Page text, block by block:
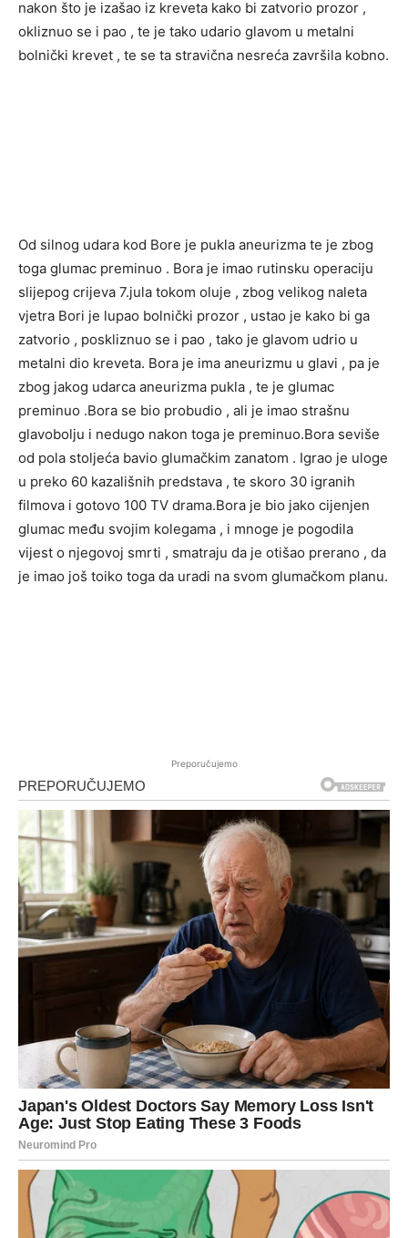
nakon što je izašao iz kreveta kako bi zatvorio prozor ,
okliznuo se i pao , te je tako udario glavom u metalni
bolnički krevet , te se ta stravična nesreća završila kobno.
Od silnog udara kod Bore je pukla aneurizma te je zbog
toga glumac preminuo . Bora je imao rutinsku operaciju
slijepog crijeva 7.jula tokom oluje , zbog velikog naleta
vjetra Bori je lupao bolnički prozor , ustao je kako bi ga
zatvorio , poskliznuo se i pao , tako je glavom udrio u
metalni dio kreveta. Bora je ima aneurizmu u glavi , pa je
zbog jakog udarca aneurizma pukla , te je glumac
preminuo .Bora se bio probudio , ali je imao strašnu
glavobolju i nedugo nakon toga je preminuo.Bora seviše
od pola stoljeća bavio glumačkim zanatom . Igrao je uloge
u preko 60 kazališnih predstava , te skoro 30 igranih
filmova i gotovo 100 TV drama.Bora je bio jako cijenjen
glumac među svojim kolegama , i mnoge je pogodila
vijest o njegovoj smrti , smatraju da je otišao prerano , da
je imao još toiko toga da uradi na svom glumačkom planu.
Preporučujemo